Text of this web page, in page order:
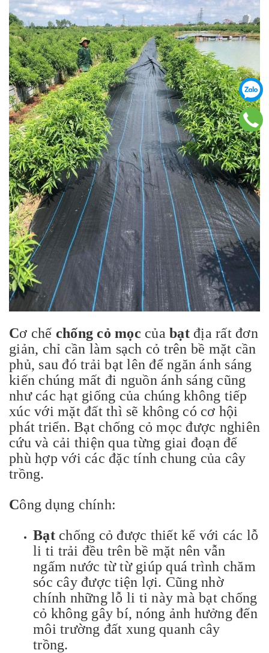
Cơ chế chống cỏ mọc của bạtđịa rất đơn
giản, chỉ cần làm sạch cỏ trên bề mặt cần
phủ, sau đó trải bạt lên để ngăn ánh sáng
kiến chúng mất đi nguồn ánh sáng cũng
như các hạt giống của chúng không tiếp
xúc với mặt đất thì sẽ không có cơ hội
phát triển. Bạt chống cỏ mọc được nghiên
cứu và cải thiện qua từng giai đoạn để
phù hợp với các đặc tính chung của cây
trồng.
Công dụng chính:
Bạtchống cỏ được thiết kế với các lỗ
li ti trải đều trên bề mặt nên vẫn
ngấm nước từ từ giúp quá trình chăm
sóc cây được tiện lợi. Cũng nhờ
chính những lỗ li ti này mà bạt chống
cỏ không gây bí, nóng ảnh hưởng đến
môi trường đất xung quanh cây
trồng.